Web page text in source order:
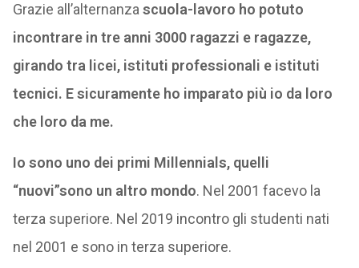
Grazie all’alternanza scuola-lavoro ho potuto
incontrare in tre anni 3000 ragazzi e ragazze,
girando tra licei, istituti professionali e istituti
tecnici. E sicuramente ho imparato più io da loro
che loro da me.
Io sono uno dei primi Millennials, quelli
“nuovi”sono un altro mondo. Nel 2001 facevo la
terza superiore. Nel 2019 incontro gli studenti nati
nel 2001 e sono in terza superiore.